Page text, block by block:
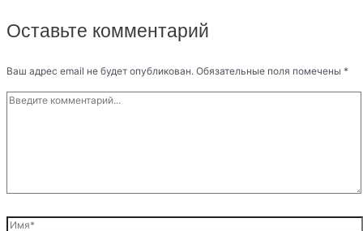
Оставьте комментарий
Ваш адрес email не будет опубликован. Обязательные поля помечены *
Введите
комментарий...
Имя*